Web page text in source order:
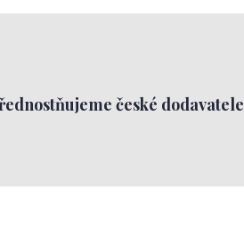
české dodavatele